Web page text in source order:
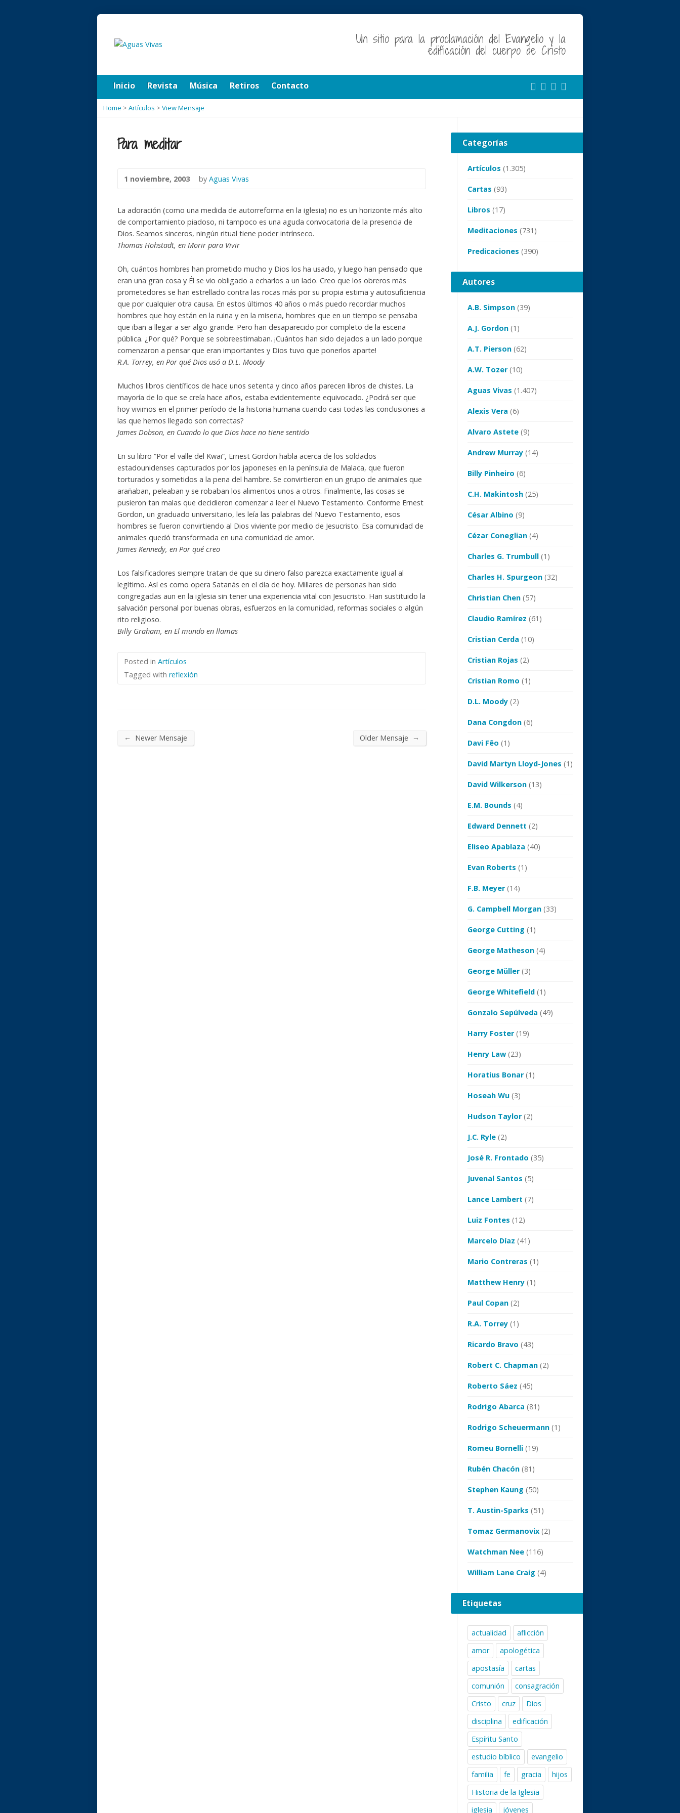
Un sitio para la proclamación del Evangelio y la
edificación del cuerpo de Cristo
Inicio Revista Música Retiros Contacto
Home > Artículos > View Mensaje
Para meditar
1 noviembre, 2003 by Aguas Vivas
La adoración (como una medida de autorreforma en la iglesia) no es un horizonte más alto
de comportamiento piadoso, ni tampoco es una aguda convocatoria de la presencia de
Dios. Seamos sinceros, ningún ritual tiene poder intrínseco.
Thomas Hohstadt, en Morir para Vivir
Oh, cuántos hombres han prometido mucho y Dios los ha usado, y luego han pensado que
eran una gran cosa y Él se vio obligado a echarlos a un lado. Creo que los obreros más
prometedores se han estrellado contra las rocas más por su propia estima y autosuficiencia
que por cualquier otra causa. En estos últimos 40 años o más puedo recordar muchos
hombres que hoy están en la ruina y en la miseria, hombres que en un tiempo se pensaba
que iban a llegar a ser algo grande. Pero han desaparecido por completo de la escena
pública. ¿Por qué? Porque se sobreestimaban. ¡Cuántos han sido dejados a un lado porque
comenzaron a pensar que eran importantes y Dios tuvo que ponerlos aparte!
R.A. Torrey, en Por qué Dios usó a D.L. Moody
Muchos libros científicos de hace unos setenta y cinco años parecen libros de chistes. La
mayoría de lo que se creía hace años, estaba evidentemente equivocado. ¿Podrá ser que
hoy vivimos en el primer período de la historia humana cuando casi todas las conclusiones a
las que hemos llegado son correctas?
James Dobson, en Cuando lo que Dios hace no tiene sentido
En su libro “Por el valle del Kwai”, Ernest Gordon habla acerca de los soldados
estadounidenses capturados por los japoneses en la península de Malaca, que fueron
torturados y sometidos a la pena del hambre. Se convirtieron en un grupo de animales que
arañaban, peleaban y se robaban los alimentos unos a otros. Finalmente, las cosas se
pusieron tan malas que decidieron comenzar a leer el Nuevo Testamento. Conforme Ernest
Gordon, un graduado universitario, les leía las palabras del Nuevo Testamento, esos
hombres se fueron convirtiendo al Dios viviente por medio de Jesucristo. Esa comunidad de
animales quedó transformada en una comunidad de amor.
James Kennedy, en Por qué creo
Los falsificadores siempre tratan de que su dinero falso parezca exactamente igual al
legítimo. Así es como opera Satanás en el día de hoy. Millares de personas han sido
congregadas aun en la iglesia sin tener una experiencia vital con Jesucristo. Han sustituido la
salvación personal por buenas obras, esfuerzos en la comunidad, reformas sociales o algún
rito religioso.
Billy Graham, en El mundo en llamas
Posted in Artículos
Tagged with reflexión
← Newer Mensaje Older Mensaje →
Categorías
Artículos (1.305)
Cartas (93)
Libros (17)
Meditaciones (731)
Predicaciones (390)
Autores
A.B. Simpson (39)
A.J. Gordon (1)
A.T. Pierson (62)
A.W. Tozer(10)
Aguas Vivas (1.407)
Alexis Vera (6)
Alvaro Astete (9)
Andrew Murray (14)
Billy Pinheiro (6)
C.H. Makintosh (25)
César Albino (9)
Cézar Coneglian (4)
Charles G. Trumbull (1)
Charles H. Spurgeon (32)
Christian Chen (57)
Claudio Ramírez (61)
Cristian Cerda (10)
Cristian Rojas (2)
Cristian Romo (1)
D.L. Moody (2)
Dana Congdon (6)
Davi Fêo (1)
David Martyn Lloyd-Jones (1)
David Wilkerson (13)
E.M. Bounds (4)
Edward Dennett (2)
Eliseo Apablaza (40)
Evan Roberts (1)
F.B. Meyer(14)
G. Campbell Morgan (33)
George Cutting (1)
George Matheson (4)
George Müller(3)
George Whitefield (1)
Gonzalo Sepúlveda (49)
Harry Foster(19)
Henry Law (23)
Horatius Bonar(1)
Hoseah Wu (3)
Hudson Taylor(2)
J.C. Ryle (2)
José R. Frontado (35)
Juvenal Santos (5)
Lance Lambert (7)
Luiz Fontes (12)
Marcelo Díaz (41)
Mario Contreras (1)
Matthew Henry (1)
Paul Copan (2)
R.A. Torrey (1)
Ricardo Bravo (43)
Robert C. Chapman (2)
Roberto Sáez (45)
Rodrigo Abarca (81)
Rodrigo Scheuermann (1)
Romeu Bornelli (19)
Rubén Chacón (81)
Stephen Kaung (50)
T. Austin-Sparks (51)
Tomaz Germanovix (2)
Watchman Nee (116)
William Lane Craig (4)
Etiquetas
actualidad
aflicción
amor
apologética
apostasía
cartas
comunión
consagración
Cristo
cruz
Dios
disciplina
edificación
Espíritu Santo
estudio bíblico
evangelio
familia
fe gracia
hijos
Historia de la Iglesia
iglesia
jóvenes